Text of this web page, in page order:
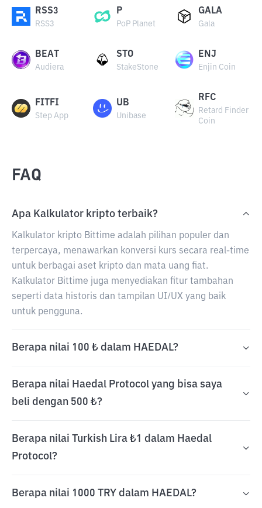
RSS3
RSS3
P
PoP Planet
GALA
Gala
BEAT
Audiera
STO
StakeStone
ENJ
Enjin Coin
FITFI
Step App
UB
Unibase
RFC
Retard Finder
Coin
FAQ
Apa Kalkulator kripto terbaik?
Kalkulator kripto Bittime adalah pilihan populer dan
terpercaya, menawarkan konversi kurs secara real-time
untuk berbagai aset kripto dan mata uang fiat.
Kalkulator Bittime juga menyediakan fitur tambahan
seperti data historis dan tampilan UI/UX yang baik
untuk pengguna.
Berapa nilai 100 ₺ dalam HAEDAL?
Berapa nilai Haedal Protocol yang bisa saya
beli dengan 500 ₺?
Berapa nilai Turkish Lira ₺1 dalam Haedal
Protocol?
Berapa nilai 1000 TRY dalam HAEDAL?